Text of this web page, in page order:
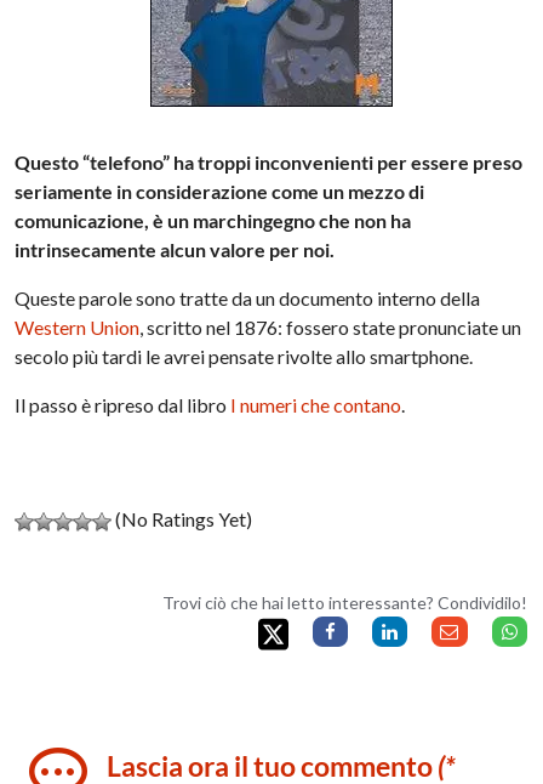
Questo “telefono” ha troppi inconvenienti per essere preso
seriamente inconsiderazione come un mezzo di
comunicazione, è un marchingegno che non ha
intrinsecamente alcun valore per noi.
Queste parole sono tratte da un documento interno della
Western Union, scritto nel 1876: fossero state pronunciate un
secolo più tardi le avrei pensate rivolte allo smartphone.
Il passo è ripreso dal libro I numeri che contano.
(No Ratings Yet)
Trovi ciò che hai letto interessante? Condividilo!
Lascia ora il tuo commento(*